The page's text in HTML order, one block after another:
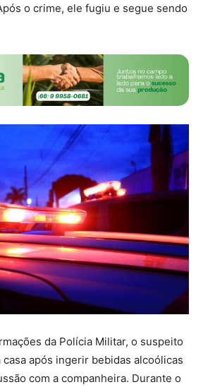
o crime, ele fugiu e segue sendo
da Polícia Militar, o suspeito
após ingerir bebidas alcoólicas
com a companheira. Durante o